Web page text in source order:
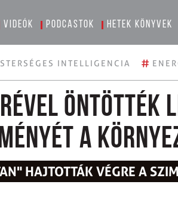
Videók Podcastok Hetek könyvek
INTELLIGENCIA #
öntötték
a
HAJTOTTÁK VÉGRE A